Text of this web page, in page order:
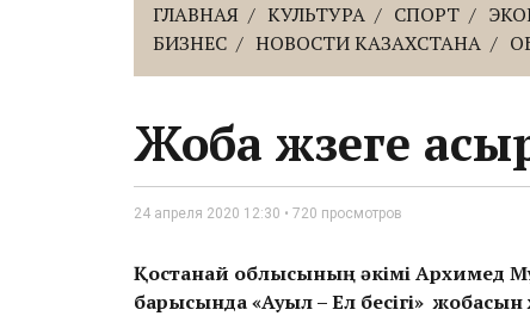
ГЛАВНАЯ КУЛЬТУРА СПОРТ
БИЗНЕС
НОВОСТИ КАЗАХСТАНА
Жоба жүзеге
24 апреля 2020 12:30 • 720 просмотров
Қостанай облысының әкімі Архимед
барысында «Ауыл – Ел бесігі»